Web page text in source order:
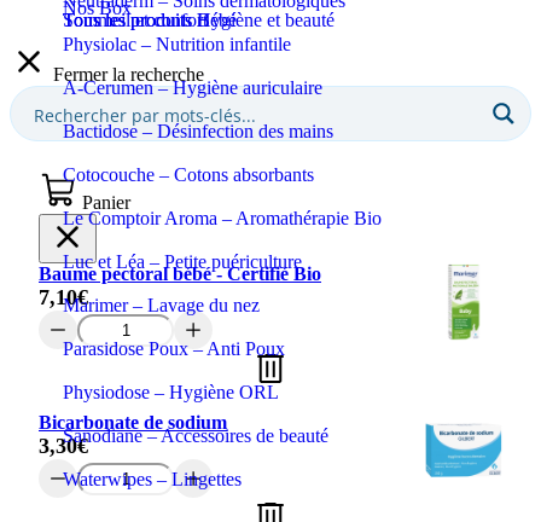
Sommeil et confort
Tous les produits Bébé
Tous les produits Hygiène et beauté
Physiolac – Nutrition infantile
A-Cerumen – Hygiène auriculaire
Bactidose – Désinfection des mains
Cotocouche – Cotons absorbants
Le Comptoir Aroma – Aromathérapie Bio
Luc et Léa – Petite puériculture
Marimer – Lavage du nez
Parasidose Poux – Anti Poux
Physiodose – Hygiène ORL
Sanodiane – Accessoires de beauté
Waterwipes – Lingettes
Nos Box
Fermer la recherche
Panier
Baume pectoral bébé - Certifié Bio
7,10€
quantité
pectoral
-
Certifié
Bio
Bicarbonate de sodium
3,30€
quantité